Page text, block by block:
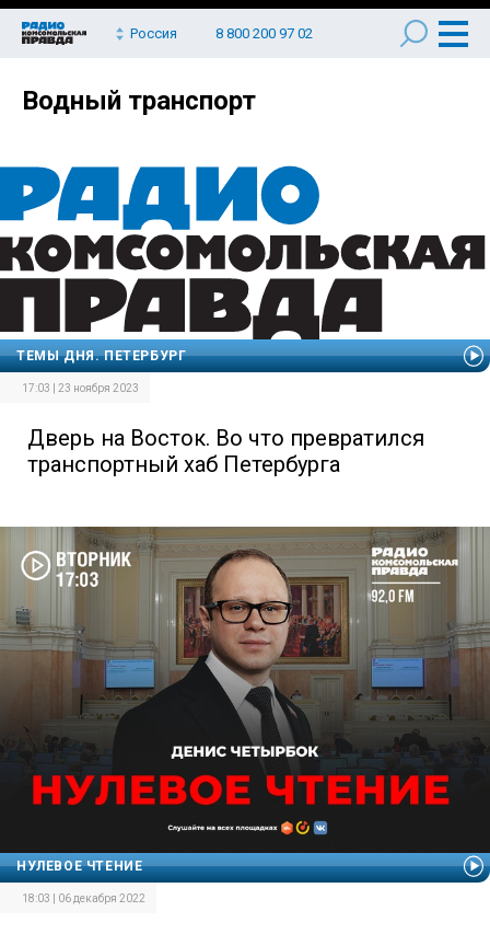
Россия 8 800 200 97 02
Водный транспорт
ТЕМЫ ДНЯ. ПЕТЕРБУРГ
17:03 | 23 ноября 2023
Дверь на Восток. Во что превратился
транспортный хаб Петербурга
НУЛЕВОЕ ЧТЕНИЕ
18:03 | 06 декабря 2022